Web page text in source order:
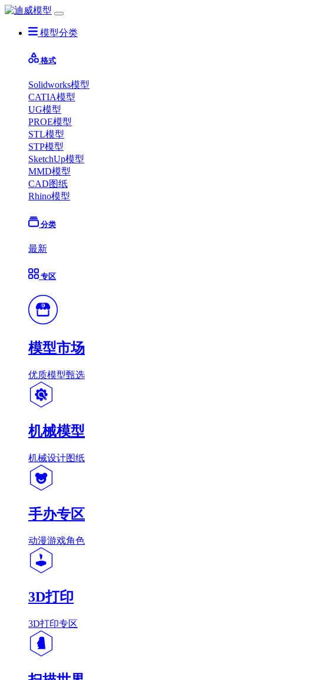
模型分类
格式
Solidworks模型
CATIA模型
UG模型
PROE模型
STL模型
STP模型
SketchUp模型
MMD模型
CAD图纸
Rhino模型
分类
最新
专区
模型市场
优质模型甄选
机械模型
机械设计图纸
手办专区
动漫游戏角色
3D打印
3D打印专区